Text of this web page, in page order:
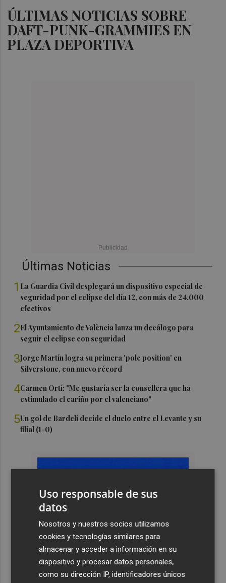
ÚLTIMAS NOTICIAS SOBRE
DAFT-PUNK-GRAMMIES EN
PLAZA DEPORTIVA
Últimas Noticias
1 La Guardia Civil desplegará un dispositivo especial de
seguridad por el eclipse del día 12, con más de 24.000
efectivos
2El Ayuntamiento de València lanza un decálogo para
seguir el eclipse con seguridad
3Jorge Martín logra su primera 'pole position' en
Silverstone, con nuevo récord
4Carmen Ortí: "Me gustaría ser la consellera que ha
estimulado el cariño por el valenciano"
5Un gol de Bardeli decide el duelo entre el Levante y su
filial (1-0)
Uso responsable de sus
datos
Nosotros y nuestros socios utilizamos
cookies y tecnologías similares para
almacenar y acceder a información en su
dispositivo y procesar datos personales,
como su dirección IP, identificadores únicos